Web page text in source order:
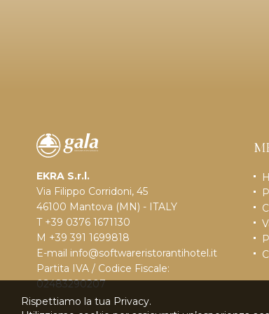
EKRA S.r.l.
Via Filippo Corridoni, 45
46100 Mantova (MN) - ITALY
T +39 0376 1671130
M +39 391 1699818
E-mail info@softwareristorantihotel.it
Partita IVA / Codice Fiscale:
02483290207
Rispettiamo la tua Privacy.